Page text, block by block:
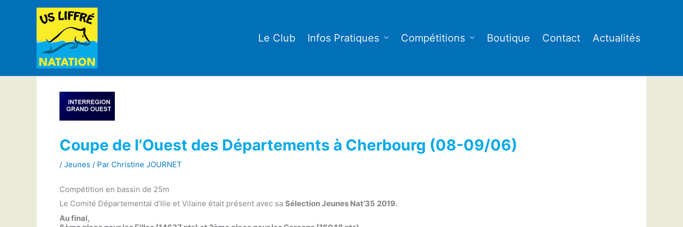
Le Club Infos Pratiques Compétitions Boutique Contact Actualités
Coupe de l’Ouest des Départements à Cherbourg (08-09/06)
/ Jeunes / Par Christine JOURNET
Compétition en bassin de 25m
Le Comité Départemental d’Ille et Vilaine était présent avec sa Sélection Jeunes Nat’35 2019.
Au final,